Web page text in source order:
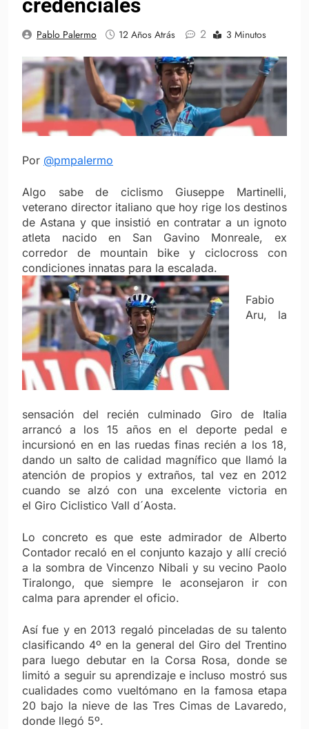
credenciales
Pablo Palermo 12 Años Atrás 2 3 Minutos
Por @pmpalermo
Algo sabe de ciclismo Giuseppe Martinelli,
veterano director italiano que hoy rige los destinos
de Astana y que insistió en contratar a un ignoto
atleta nacido en San Gavino Monreale, ex
corredor de mountain bike y ciclocross con
condiciones innatas para la escalada.
Fabio
Aru, la
sensación del recién culminado Giro de Italia
arrancó a los 15 años en el deporte pedal e
incursionó en en las ruedas finas recién a los 18,
dando un salto de calidad magnífico que llamó la
atención de propios y extraños, tal vez en 2012
cuando se alzó con una excelente victoria en
el Giro Ciclistico Vall d´Aosta.
Lo concreto es que este admirador de Alberto
Contador recaló en el conjunto kazajo y allí creció
a la sombra de Vincenzo Nibali y su vecino Paolo
Tiralongo, que siempre le aconsejaron ir con
calma para aprender el oficio.
Así fue y en 2013 regaló pinceladas de su talento
clasificando 4º en la general del Giro del Trentino
para luego debutar en la Corsa Rosa, donde se
limitó a seguir su aprendizaje e incluso mostró sus
cualidades como vueltómano en la famosa etapa
20 bajo la nieve de las Tres Cimas de Lavaredo,
donde llegó 5º.